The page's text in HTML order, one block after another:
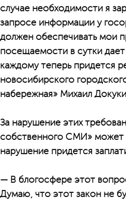
случае необходимости я
запросе информации у
должен обеспечивать мои
посещаемости в сутки
каждому теперь придется
новосибирского
набережная» Михаил
За нарушение этих
собственного СМИ» может
нарушение придется
— В блогосфере этот
Думаю, что этот закон не